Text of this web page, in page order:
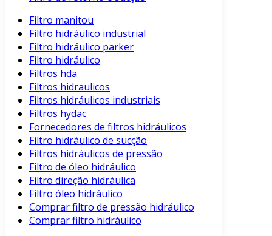
Filtro manitou
Filtro hidráulico industrial
Filtro hidráulico parker
Filtro hidráulico
Filtros hda
Filtros hidraulicos
Filtros hidráulicos industriais
Filtros hydac
Fornecedores de filtros hidráulicos
Filtro hidráulico de sucção
Filtros hidráulicos de pressão
Filtro de óleo hidráulico
Filtro direção hidráulica
Filtro óleo hidráulico
Comprar filtro de pressão hidráulico
Comprar filtro hidráulico